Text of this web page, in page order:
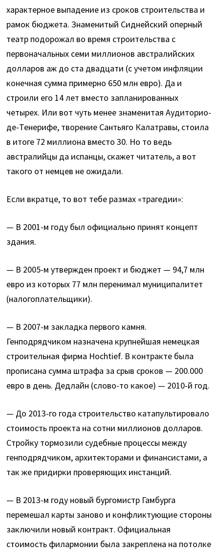
характерное выпадение из сроков строительства и
рамок бюджета. Знаменитый Сиднейский оперный
театр подорожал во время строительства с
первоначальных семи миллионов австралийских
долларов аж до ста двадцати (с учетом инфляции
конечная сумма примерно 650 млн евро). Да и
строили его 14 лет вместо запланированных
четырех. Или вот чуть менее знаменитая Аудиторио-
де-Тенерифе, творение Сантьяго Калатравы, стоила
в итоге 72 миллиона вместо 30. Но то ведь
австралийцы да испанцы, скажет читатель, а вот
такого от немцев не ожидали.
Если вкратце, то вот тебе размах «трагедии»:
— В 2001-м году был официально принят концепт
здания.
— В 2005-м утвержден проект и бюджет — 94,7 млн
евро из которых 77 млн перенимал муниципалитет
(налогоплательщики).
— В 2007-м закладка первого камня.
Генподрядчиком назначена крупнейшая немецкая
строительная фирма Hochtief. В контракте была
прописана сумма штрафа за срыв сроков — 200.000
евро в день. Дедлайн (слово-то какое) — 2010-й год.
— До 2013-го года строительство катапультировало
стоимость проекта на сотни миллионов долларов.
Стройку тормозили судебные процессы между
генподрядчиком, архитекторами и финансистами, а
так же придирки проверяющих инстанций.
— В 2013-м году новый бургомистр Гамбурга
перемешал карты заново и конфликтующие стороны
заключили новый контракт. Официальная
стоимость филармонии была закреплена на потолке